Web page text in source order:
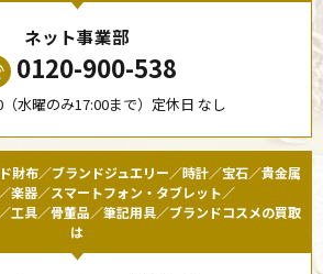
ネット事業部
0120-900-538
水曜のみ17:00まで）定休日 なし
財布／ブランドジュエリー／時計／宝石／貴金属
楽器／スマートフォン・タブレット／
工具／骨董品／筆記用具／ブランドコスメの買取
は